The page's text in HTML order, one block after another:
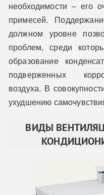
необходимости – его
примесей.
должном уровне
проблем, среди
образование
подверженных
воздуха. В
ухудшению
ВИДЫ